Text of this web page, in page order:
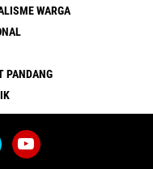
WARGA
PANDANG